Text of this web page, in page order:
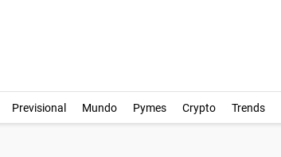
Previsional Mundo Pymes Crypto Trends